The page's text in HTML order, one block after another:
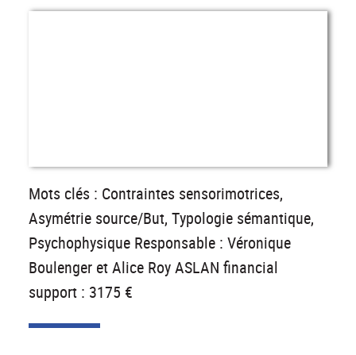
Mots clés : Contraintes sensorimotrices,
Asymétrie source/But, Typologie sémantique,
Psychophysique Responsable : Véronique
Boulenger et Alice Roy ASLAN financial
support : 3175 €